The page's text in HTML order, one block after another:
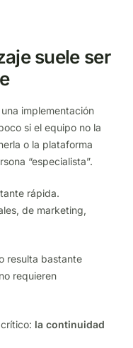
suele ser
implementación
si el equipo no la
o la plataforma
“especialista”.
rápida.
de marketing,
resulta bastante
requieren
la continuidad